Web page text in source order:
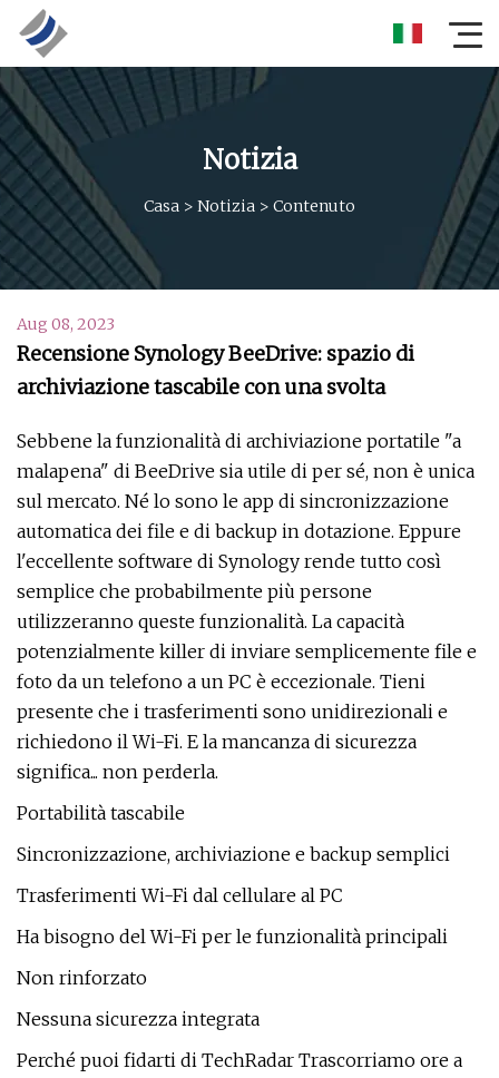
Notizia
Casa > Notizia > Contenuto
Aug 08, 2023
Recensione Synology BeeDrive: spazio di
archiviazione tascabile con una svolta
Sebbene la funzionalità di archiviazione portatile "a
malapena" di BeeDrive sia utile di per sé, non è unica
sul mercato. Né lo sono le app di sincronizzazione
automatica dei file e di backup in dotazione. Eppure
l'eccellente software di Synology rende tutto così
semplice che probabilmente più persone
utilizzeranno queste funzionalità. La capacità
potenzialmente killer di inviare semplicemente file e
foto da un telefono a un PC è eccezionale. Tieni
presente che i trasferimenti sono unidirezionali e
richiedono il Wi-Fi. E la mancanza di sicurezza
significa... non perderla.
Portabilità tascabile
Sincronizzazione, archiviazione e backup semplici
Trasferimenti Wi-Fi dal cellulare al PC
Ha bisogno del Wi-Fi per le funzionalità principali
Non rinforzato
Nessuna sicurezza integrata
Perché puoi fidarti di TechRadar Trascorriamo ore a